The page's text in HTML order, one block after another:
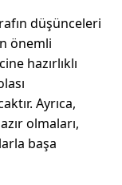
düşünceleri
önemli
hazırlıklı
Ayrıca,
olmaları,
başa